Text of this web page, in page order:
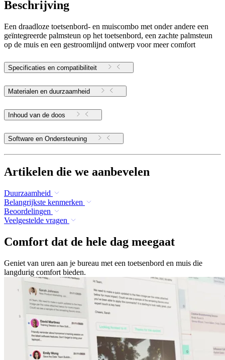
Beschrijving
Een draadloze toetsenbord- en muiscombo met onder andere een
geïntegreerde palmsteun op het toetsenbord, een zachte palmsteun
op de muis en een gestroomlijnd ontwerp voor meer comfort
Specificaties en compatibiliteit
Materialen en duurzaamheid
Inhoud van de doos
Software en Ondersteuning
Artikelen die we aanbevelen
Duurzaamheid
Belangrijkste kenmerken
Beoordelingen
Veelgestelde vragen
Comfort dat de hele dag meegaat
Geniet van uren aan je bureau met een toetsenbord en muis die
langdurig comfort bieden.